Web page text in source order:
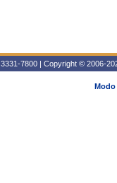
7800 | Copyright © 2006-
Modo